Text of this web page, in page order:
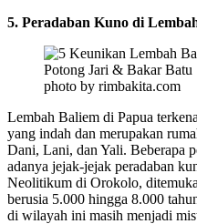
5. Peradaban Kuno di
photo by rimbakita.com
Lembah Baliem di Papua
yang indah dan merupakan
Dani, Lani, dan Yali. Beberapa
adanya jejak-jejak peradaban
Neolitikum di Orokolo,
berusia 5.000 hingga 8.000
di wilayah ini masih menjadi